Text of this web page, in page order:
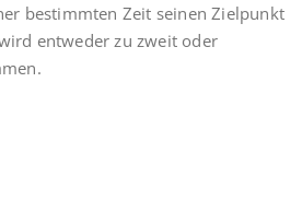
bestimmten Zeit seinen Zielpunkt
entweder zu zweit oder